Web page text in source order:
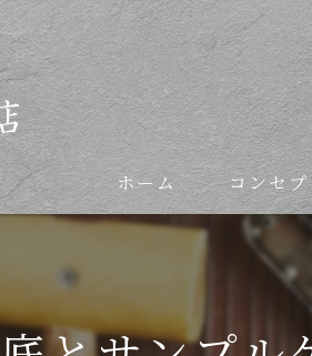
ホーム コンセ
依頼の流れ